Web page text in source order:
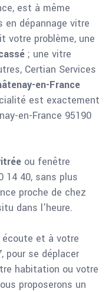
est à même
en dépannage vitre
votre problème, une
; une vitre
Certian Services
en-France
est exactement
en-France 95190
ou fenêtre
14 40, sans plus
proche de chez
dans l'heure.
écoute et à votre
pour se déplacer
habitation ou votre
proposerons un